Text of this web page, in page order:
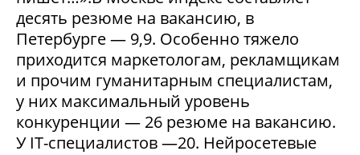
десять резюме на вакансию, в
Петербурге — 9,9. Особенно тяжело
приходится маркетологам, рекламщикам
и прочим гуманитарным специалистам,
у них максимальный уровень
конкуренции — 26 резюме на вакансию.
У IT-специалистов —20. Нейросетевые